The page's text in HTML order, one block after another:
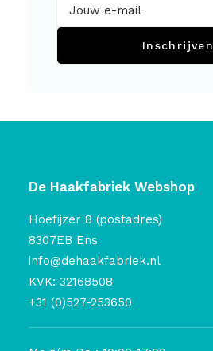
Inschrijven
De Haakfabriek Webshop
Hoefijzer 8 (postadres)
8307EB Ens
info@dehaakfabriek.nl
KVK: 32168508
+31 (0)527-253650